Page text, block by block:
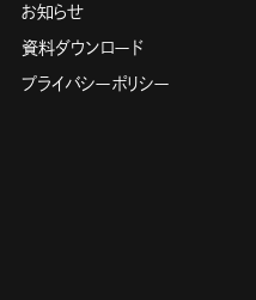
お知らせ
資料ダウンロード
プライバシーポリシー